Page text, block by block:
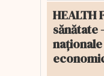
HEALTH
sănătate